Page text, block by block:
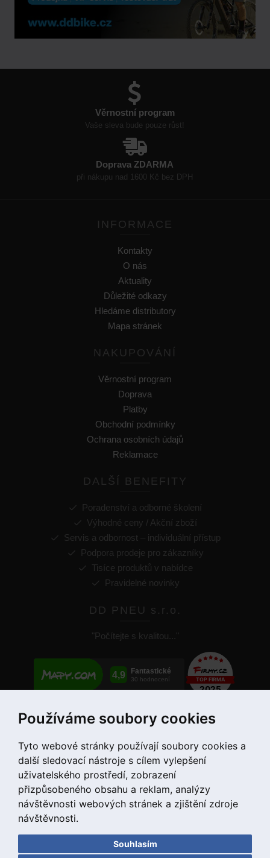
Používáme soubory cookies
Tyto webové stránky používají soubory cookies a
další sledovací nástroje s cílem vylepšení
uživatelského prostředí, zobrazení
přizpůsobeného obsahu a reklam, analýzy
návštěvnosti webových stránek a zjištění zdroje
návštěvnosti.
Souhlasím
Věrnostní program
Vaše sleva bude pouze růst!
Doprava ZDARMA
při nákupu nad 1600 Kč bez DPH
INFORMACE
Kontakty
O nás
Aktuality
Důležité odkazy
Hledáme distributory
Mapa stránek
NAKUPOVÁNÍ
Věrnostní program
Doprava
Platby
Obchodní podmínky
Ochrana osobních údajů
Reklamace
DALŠÍ BENEFITY
Poradenství a odborné školení
Výhodné ceny / Akční zboží
Servis a odbornost – individuální přístup
Podpora prodeje pro zákazníky
Tisíce produktů v nabídce
Pravidelné novinky
DD PNEU s.r.o.
"Počítejte s kvalitou..."
+420 775 55 66 99